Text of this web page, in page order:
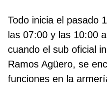
Todo inicia el pasado
las 07:00 y las 10:00
cuando el sub oficial
Ramos Agüero, se
funciones en la